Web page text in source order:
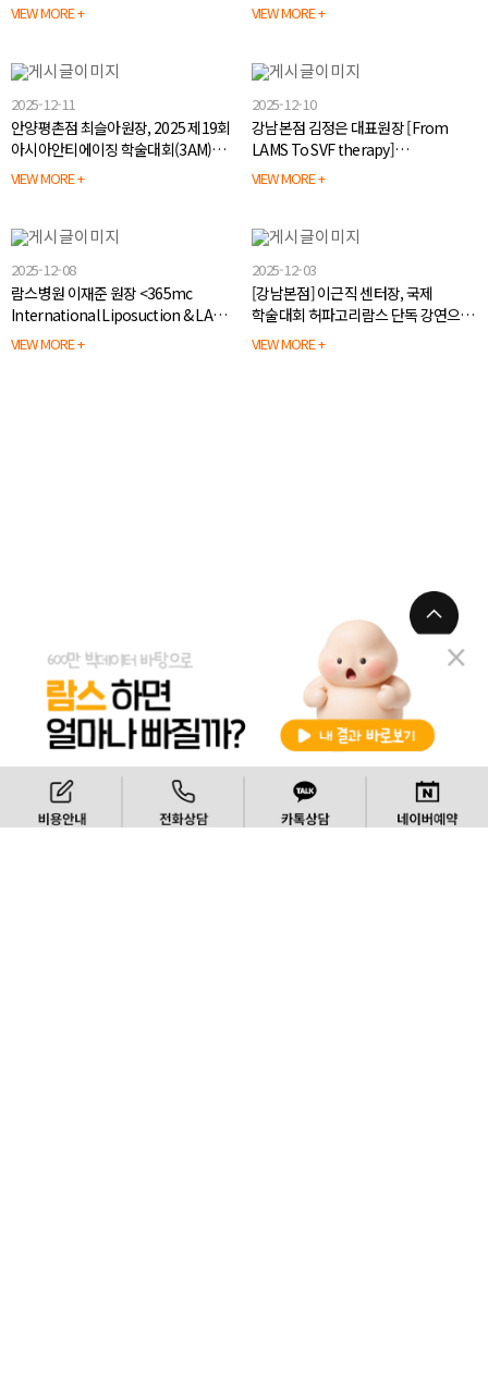
VIEW MORE + VIEW MORE +
2025-12-11
안양평촌점 최슬아원장, 2025 제19회
아시아안티에이징 학술대회(3AM)
초청강연 진행
VIEW MORE +
2025-12-10
강남본점 김정은 대표원장 [From
LAMS To SVF therapy]
국제학술대회 강연, 호평 속 성료!
VIEW MORE +
2025-12-08
람스병원 이재준 원장 <365mc
International Liposuction & LAMS
Conference> 좌장 및 강연 진행
VIEW MORE +
2025-12-03
[강남본점] 이근직 센터장, 국제
학술대회 허파고리람스 단독 강연으로
독보적 실력 입증
VIEW MORE +
‘상완성형술’
TOP
비용안내 전화상담 카톡상담